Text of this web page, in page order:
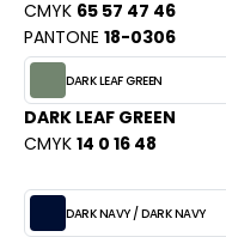
CMYK 65 57 47 46
PANTONE 18-0306
DARK LEAF GREEN
DARK LEAF GREEN
CMYK 14 0 16 48
DARK NAVY / DARK NAVY